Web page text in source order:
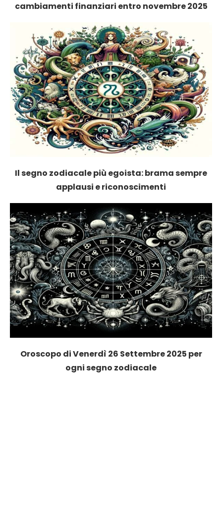
cambiamenti finanziari entro novembre 2025
Il segno zodiacale più egoista: brama sempre
applausi e riconoscimenti
Oroscopo di Venerdì 26 Settembre 2025 per
ogni segno zodiacale